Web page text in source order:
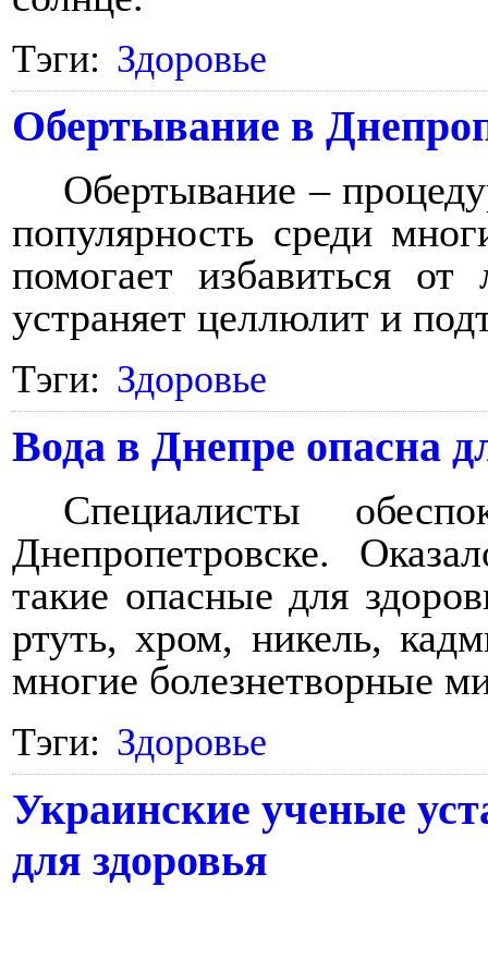
Тэги: Здоровье
Обертывание в
Обертывание –
популярность среди
помогает избавиться
устраняет целлюлит и
Тэги: Здоровье
Вода в Днепре опасна
Специалисты
Днепропетровске.
такие опасные для
ртуть, хром, никель,
многие болезнетворные
Тэги: Здоровье
Украинские ученые
для здоровья